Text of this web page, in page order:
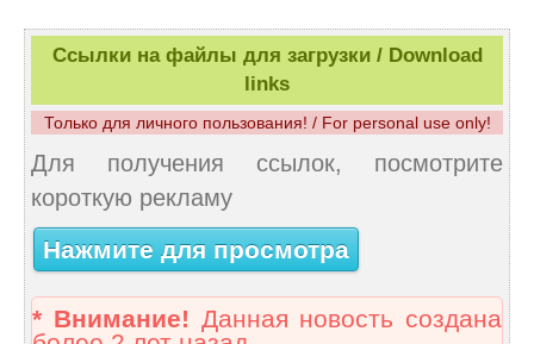
Ссылки на файлы для загрузки / Download
links
Только для личного пользования! / For personal use only!
Для получения ссылок, посмотрите
короткую рекламу
Нажмите для просмотра
* Внимание! Данная новость создана